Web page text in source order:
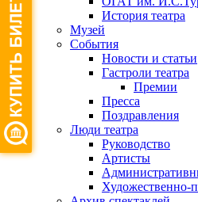
История театра
Музей
События
Новости и статьи
Гастроли театра
Премии
Пресса
Поздравления
Люди театра
Руководство
Артисты
Художественно-